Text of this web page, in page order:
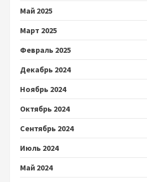
Май 2025
Март 2025
Февраль 2025
Декабрь 2024
Ноябрь 2024
Октябрь 2024
Сентябрь 2024
Июль 2024
Май 2024